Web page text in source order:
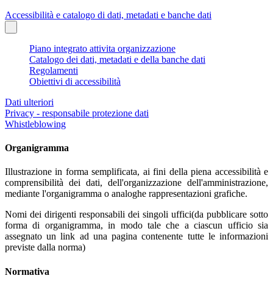
Accessibilità e catalogo di dati, metadati e banche dati
Piano integrato attivita organizzazione
Catalogo dei dati, metadati e della banche dati
Regolamenti
Obiettivi di accessibilità
Dati ulteriori
Privacy - responsabile protezione dati
Whistleblowing
Organigramma
Illustrazione in forma semplificata, ai fini della piena accessibilità e
comprensibilità dei dati, dell'organizzazione dell'amministrazione,
mediante l'organigramma o analoghe rappresentazioni grafiche.
Nomi dei dirigenti responsabili dei singoli uffici(da pubblicare sotto
forma di organigramma, in modo tale che a ciascun ufficio sia
assegnato un link ad una pagina contenente tutte le informazioni
previste dalla norma)
Normativa